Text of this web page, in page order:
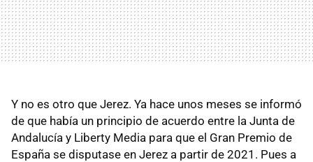
Y no es otro que Jerez. Ya hace unos meses se informó
de que había un principio de acuerdo entre la Junta de
Andalucía y Liberty Media para que el Gran Premio de
España se disputase en Jerez a partir de 2021. Pues a